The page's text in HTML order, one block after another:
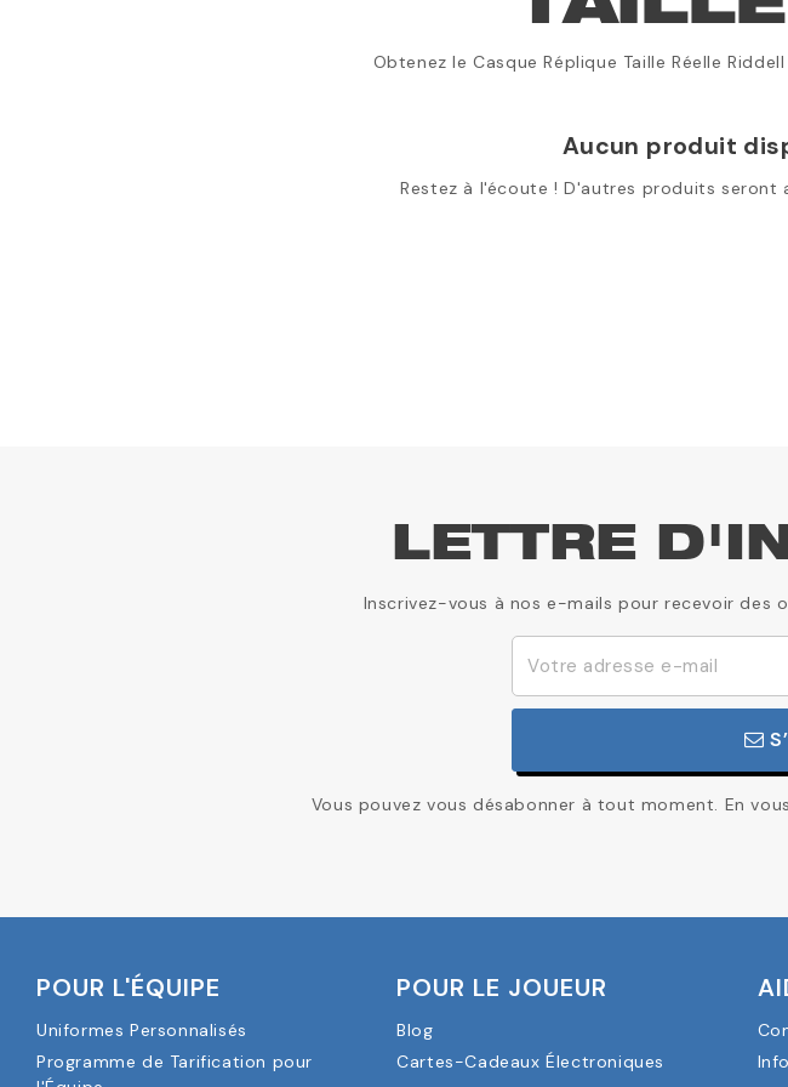
Obtenez le Casque Réplique Taille Réelle
Aucun produit
Restez à l'écoute ! D'autres produits
LETTRE
Inscrivez-vous à nos e-mails pour recevoir des
Vous pouvez vous désabonner à tout moment. En
POUR L'ÉQUIPE
Uniformes Personnalisés
Programme de Tarification pour
POUR LE JOUEUR
Blog
Cartes-Cadeaux Électroniques